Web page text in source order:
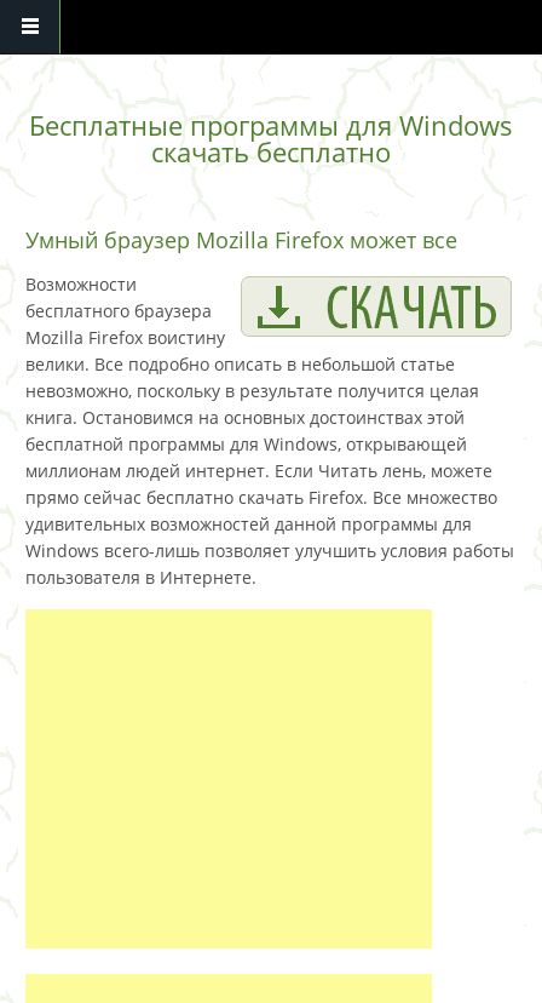
Перейти к основному содержанию
Бесплатные программы для Windows
скачать бесплатно
Умный браузер Mozilla Firefox может все
Возможности
бесплатного браузера
Mozilla Firefox воистину
велики. Все подробно описать в небольшой статье
невозможно, поскольку в результате получится целая
книга. Остановимся на основных достоинствах этой
бесплатной программы для Windows, открывающей
миллионам людей интернет. Если Читать лень, можете
прямо сейчас бесплатно скачать Firefox. Все множество
удивительных возможностей данной программы для
Windows всего-лишь позволяет улучшить условия работы
пользователя в Интернете.